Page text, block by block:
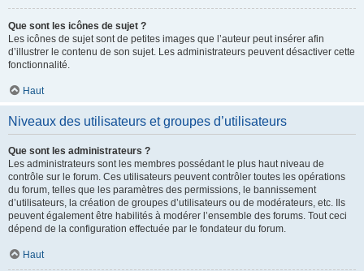
Que sont les icônes de sujet ?
Les icônes de sujet sont de petites images que l’auteur peut insérer afin
d’illustrer le contenu de son sujet. Les administrateurs peuvent désactiver cette
fonctionnalité.
Haut
Niveaux des utilisateurs et groupes d’utilisateurs
Que sont les administrateurs ?
Les administrateurs sont les membres possédant le plus haut niveau de
contrôle sur le forum. Ces utilisateurs peuvent contrôler toutes les opérations
du forum, telles que les paramètres des permissions, le bannissement
d’utilisateurs, la création de groupes d’utilisateurs ou de modérateurs, etc. Ils
peuvent également être habilités à modérer l’ensemble des forums. Tout ceci
dépend de la configuration effectuée par le fondateur du forum.
Haut